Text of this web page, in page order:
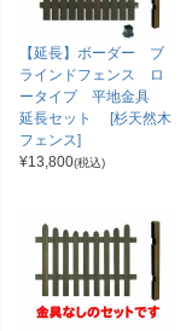
【延長】ボーダー ブ
ラインドフェンス ロ
ータイプ 平地金具
延長セット [杉天然木
フェンス]
¥13,800(税込)